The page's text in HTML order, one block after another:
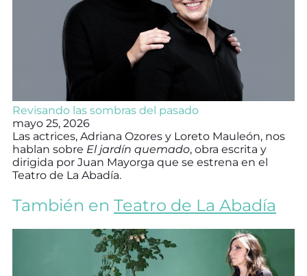
Revisando las sombras del pasado
mayo 25, 2026
Las actrices, Adriana Ozores y Loreto Mauleón, nos
hablan sobre El jardín quemado, obra escrita y
dirigida por Juan Mayorga que se estrena en el
Teatro de La Abadía.
También en Teatro de La Abadía